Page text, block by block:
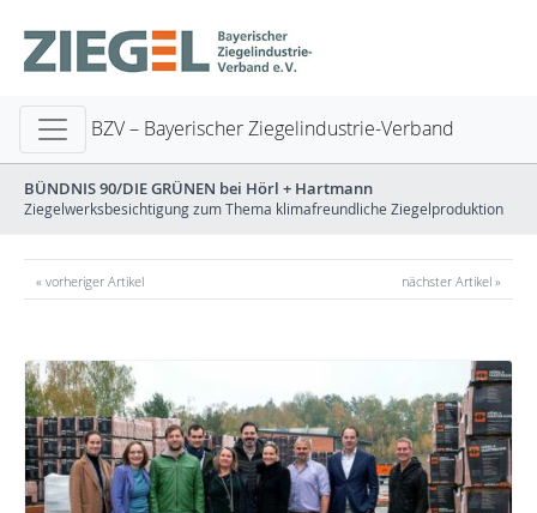
BZV – Bayerischer Ziegelindustrie-Verband
BÜNDNIS 90/DIE GRÜNEN bei Hörl + Hartmann
Ziegelwerksbesichtigung zum Thema klimafreundliche Ziegelproduktion
« vorheriger Artikel nächster Artikel »